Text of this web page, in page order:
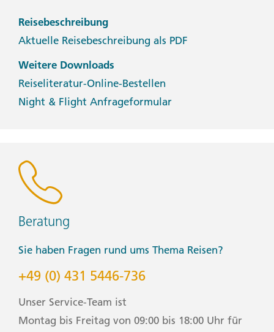
Reisebeschreibung
Aktuelle Reisebeschreibung als PDF
Weitere Downloads
Reiseliteratur-Online-Bestellen
Night & Flight Anfrageformular
Beratung
Sie haben Fragen rund ums Thema Reisen?
+49 (0) 431 5446-736
Unser Service-Team ist
Montag bis Freitag von 09:00 bis 18:00 Uhr für